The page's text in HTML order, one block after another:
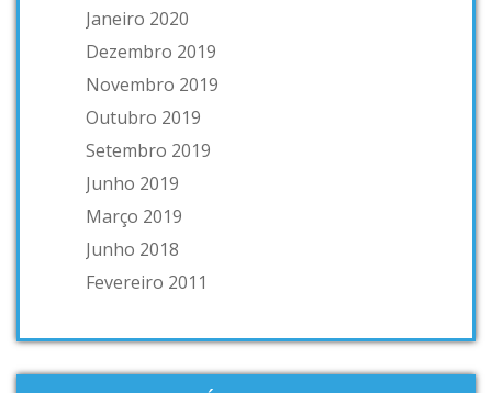
Janeiro 2020
Dezembro 2019
Novembro 2019
Outubro 2019
Setembro 2019
Junho 2019
Março 2019
Junho 2018
Fevereiro 2011